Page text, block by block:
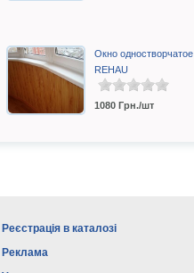
Окно одностворчатое
REHAU
1080 Грн./шт
Реєстрація в каталозі
Реклама